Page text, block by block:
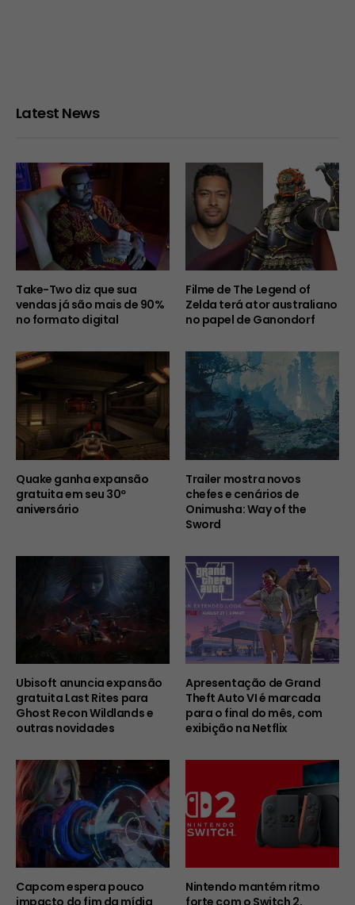
Latest News
Take-Two diz que sua
vendas já são mais de 90%
no formato digital
Filme de The Legend of
Zelda terá ator australiano
no papel de Ganondorf
Quake ganha expansão
gratuita em seu 30º
aniversário
Trailer mostra novos
chefes e cenários de
Onimusha: Way of the
Sword
Ubisoft anuncia expansão
gratuita Last Rites para
Ghost Recon Wildlands e
outras novidades
Apresentação de Grand
Theft Auto VI é marcada
para o final do mês, com
exibição na Netflix
Capcom espera pouco
Nintendo mantém ritmo